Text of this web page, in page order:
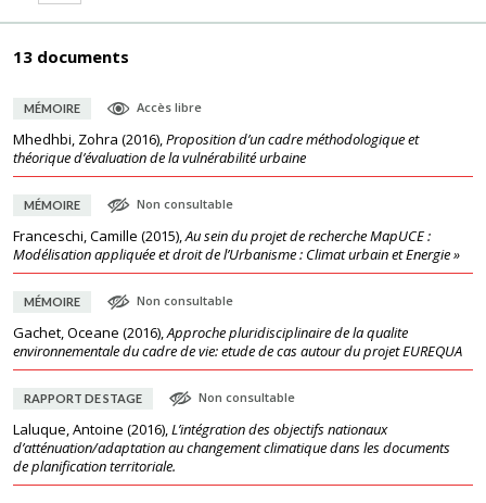
13 documents
MÉMOIRE Accès libre
Mhedhbi, Zohra (2016),Proposition d’un cadre méthodologique et
théorique d’évaluation de la vulnérabilité urbaine
MÉMOIRE Non consultable
Franceschi, Camille (2015),Au sein du projet de recherche MapUCE :
Modélisation appliquée et droit de l’Urbanisme : Climat urbain et Energie »
MÉMOIRE Non consultable
Gachet, Oceane (2016),Approche pluridisciplinaire de la qualite
environnementale du cadre de vie: etude de cas autour du projet EUREQUA
RAPPORT DE STAGE Non consultable
Laluque, Antoine (2016),L’intégration des objectifs nationaux
d’atténuation/adaptation au changement climatique dans les documents
de planification territoriale.